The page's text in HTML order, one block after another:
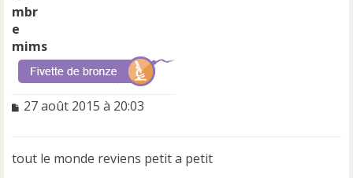
mims
M
a
27 août 2015 à 20:03
tout le monde reviens petit a petit